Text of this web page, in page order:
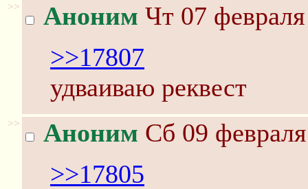
>> Аноним Чт 07
>>17807
удваиваю реквест
>> Аноним Сб 09
>>17805